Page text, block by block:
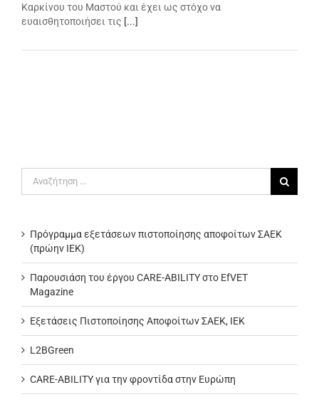
Καρκίνου του Μαστού και έχει ως στόχο να
ευαισθητοποιήσει τις [...]
Πρόγραμμα εξετάσεων πιστοποίησης αποφοίτων ΣΑΕΚ
(πρώην ΙΕΚ)
Παρουσιάση του έργου CARE-ABILITY στο EfVET
Magazine
Εξετάσεις Πιστοποίησης Αποφοίτων ΣΑΕΚ, ΙΕΚ
L2BGreen
CARE-ABILITY για την φροντίδα στην Ευρώπη